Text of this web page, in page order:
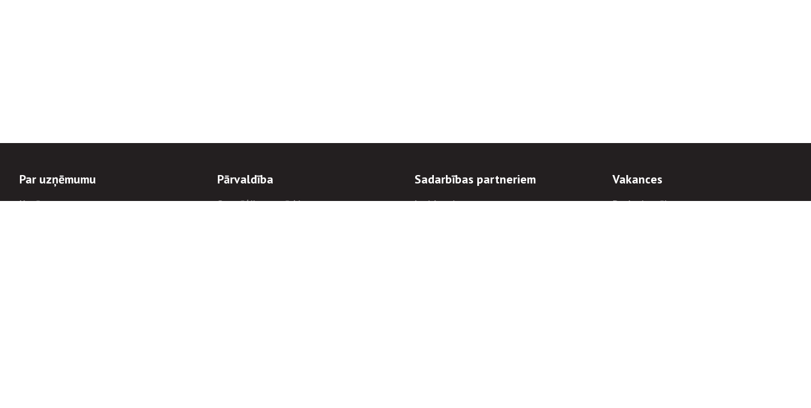
Par uzņēmumu
Uzņēmums
Pārvaldība
Stratēģija un mērķi
Sadarbības partneriem
Iepirkumi
Vakances
Darba iespējas